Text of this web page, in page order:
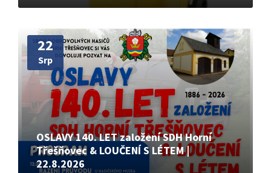
22
Srp
OSLAVY 140. LET založení SDH Horní
Třešňovec & LOUČENÍ S LÉTEM |
22.8.2026
More